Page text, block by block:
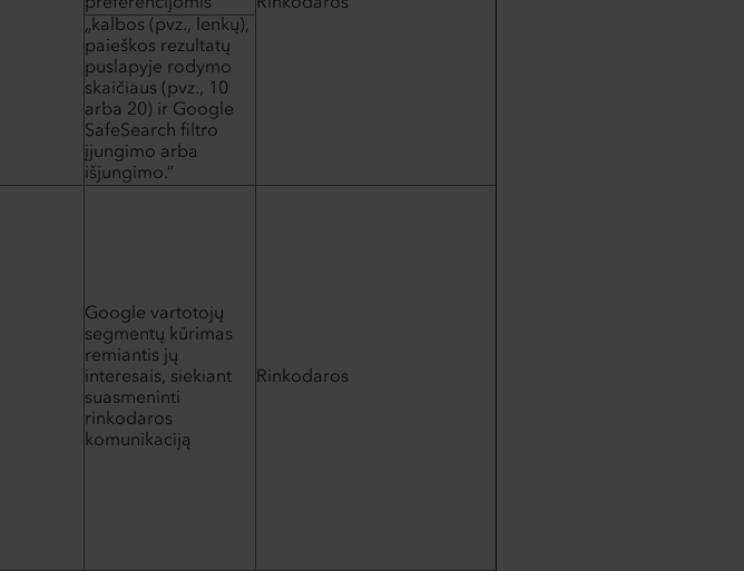
„kalbos (pvz., lenkų),
paieškos rezultatų
puslapyje rodymo
skaičiaus (pvz., 10
arba 20) ir Google
SafeSearch filtro
įjungimo arba
išjungimo.”
Google vartotojų
segmentų kūrimas
remiantis jų
interesais, siekiant
suasmeninti
rinkodaros
komunikaciją
Rinkodaros